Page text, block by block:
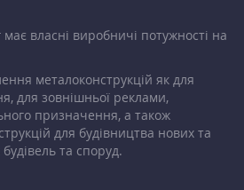
має власні виробничі потужності на
металоконструкцій як для
для зовнішньої реклами,
призначення, а також
для будівництва нових та
та споруд.